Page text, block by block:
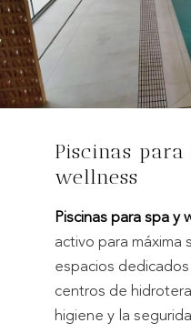
Piscinas
wellness
Piscinas para spa y
activo para máxima
espacios
centros de
higiene y la